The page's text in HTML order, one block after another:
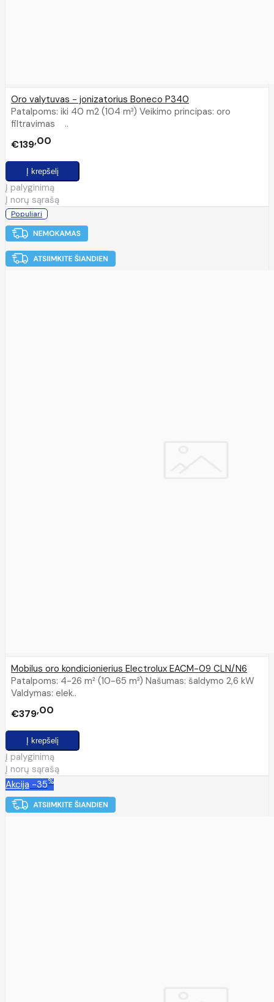
Oro valytuvas - jonizatorius Boneco P340
Patalpoms: iki 40 m2 (104 m³) Veikimo principas: oro
filtravimas ..
€139 00
Į palyginimą
Į norų sąrašą
Populiari
Mobilus oro kondicionierius Electrolux EACM-09 CLN/N6
Patalpoms: 4-26 m² (10-65 m³) Našumas: šaldymo 2,6 kW
Valdymas: elek..
€379 00
Į palyginimą
Į norų sąrašą
Akcija -35%